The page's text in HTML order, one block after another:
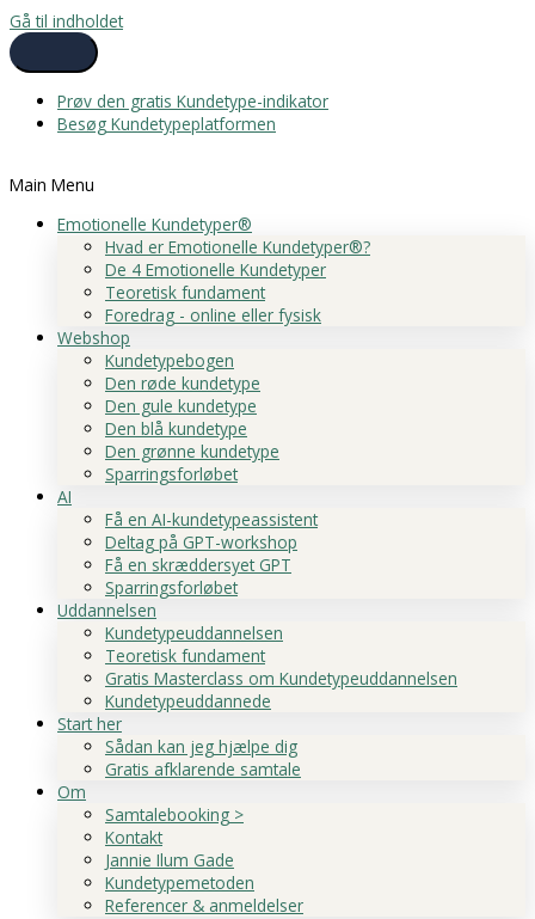
Gå til indholdet
Prøv den gratis Kundetype-indikator
Besøg Kundetypeplatformen
Main Menu
Emotionelle Kundetyper®
Hvad er Emotionelle Kundetyper®?
De 4 Emotionelle Kundetyper
Teoretisk fundament
Foredrag - online eller fysisk
Webshop
Kundetypebogen
Den røde kundetype
Den gule kundetype
Den blå kundetype
Den grønne kundetype
Sparringsforløbet
AI
Få en AI-kundetypeassistent
Deltag på GPT-workshop
Få en skræddersyet GPT
Sparringsforløbet
Uddannelsen
Kundetypeuddannelsen
Teoretisk fundament
Gratis Masterclass om Kundetypeuddannelsen
Kundetypeuddannede
Start her
Sådan kan jeg hjælpe dig
Gratis afklarende samtale
Om
Samtalebooking >
Kontakt
Jannie Ilum Gade
Kundetypemetoden
Referencer & anmeldelser